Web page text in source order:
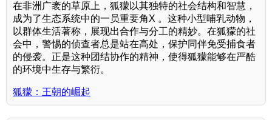
在非洲广袤的草原上，狐獴以其独特的社会结构和智慧，
成为了生态系统中的一员重要角X 。这种小型哺乳动物，
以群体生活著称，展现出合作与分工的精妙。在狐獴的社
会中，警惕的侦查者总是站在高处，保护同伴免受捕食者
的侵袭。正是这种团结协作的精神，使得狐獴能够在严酷
的环境中生存与繁衍。
狐獴：王朝的崛起